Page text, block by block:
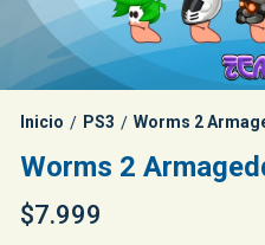
Inicio / PS3 / Worms 2
Worms 2
$7.999